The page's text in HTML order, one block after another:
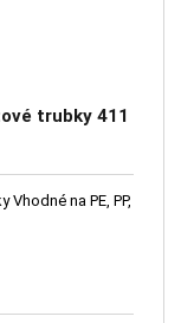
trubky 411
na PE, PP,